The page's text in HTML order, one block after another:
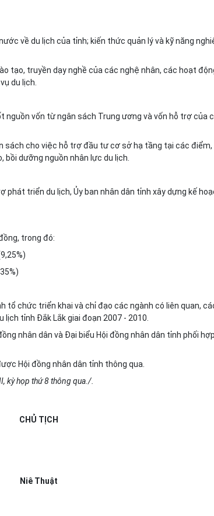
về du lịch của tỉnh; kiến thức quản lý và kỹ năng
tạo, truyền dạy nghề của các nghệ nhân, các hoạt
du lịch.
nguồn vốn từ ngân sách Trung ương và vốn hỗ trợ của
sách cho việc hỗ trợ đầu tư cơ sở hạ tầng tại các điểm,
bồi dưỡng nguồn nhân lực du lịch.
phát triển du lịch, Ủy ban nhân dân tỉnh xây dựng kế
trong đó:
35%)
tổ chức triển khai và chỉ đạo các ngành có liên quan,
lịch tỉnh Đắk Lắk giai đoạn 2007 - 2010.
nhân dân và Đại biểu Hội đồng nhân dân tỉnh phối
Hội đồng nhân dân tỉnh thông qua.
I, kỳ họp thứ 8 thông qua./.
CHỦ TỊCH
Niê Thuật